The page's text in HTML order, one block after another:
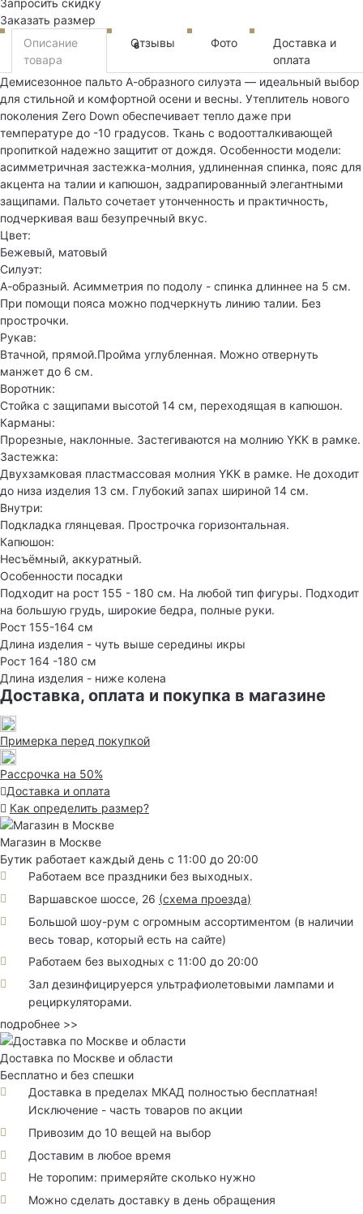
Заказать размер
Описание
товара
Отзывы
6 Фото
Доставка и
оплата
Демисезонное пальто А-образного силуэта — идеальный выбор
для стильной и комфортной осени и весны. Утеплитель нового
поколения Zero Down обеспечивает тепло даже при
температуре до -10 градусов. Ткань с водоотталкивающей
пропиткой надежно защитит от дождя. Особенности модели:
асимметричная застежка-молния, удлиненная спинка, пояс для
акцента на талии и капюшон, задрапированный элегантными
защипами. Пальто сочетает утонченность и практичность,
подчеркивая ваш безупречный вкус.
Цвет:
Бежевый, матовый
Силуэт:
А-образный. Асимметрия по подолу - спинка длиннее на 5 см.
При помощи пояса можно подчеркнуть линию талии. Без
прострочки.
Рукав:
Втачной, прямой.Пройма углубленная. Можно отвернуть
манжет до 6 см.
Воротник:
Стойка с защипами высотой 14 см, переходящая в капюшон.
Карманы:
Прорезные, наклонные. Застегиваются на молнию YKK в рамке.
Застежка:
Двухзамковая пластмассовая молния YKK в рамке. Не доходит
до низа изделия 13 см. Глубокий запах шириной 14 см.
Внутри:
Подкладка глянцевая. Прострочка горизонтальная.
Капюшон:
Несъёмный, аккуратный.
Особенности посадки
Подходит на рост 155 - 180 см. На любой тип фигуры. Подходит
на большую грудь, широкие бедра, полные руки.
Рост 155-164 см
Длина изделия - чуть выше середины икры
Рост 164 -180 см
Длина изделия - ниже колена
Доставка, оплата и покупка в магазине
Примерка перед покупкой
Рассрочка на 50%
Доставка и оплата
Как определить размер?
Магазин в Москве
Бутик работает каждый день с 11:00 до 20:00
Работаем все праздники без выходных.
Варшавское шоссе, 26 (схема проезда)
Большой шоу-рум с огромным ассортиментом (в наличии
весь товар, который есть на сайте)
Работаем без выходных с 11:00 до 20:00
Зал дезинфицируерся ультрафиолетовыми лампами и
рециркуляторами.
подробнее >>
Доставка по Москве и области
Бесплатно и без спешки
Доставка в пределах МКАД полностью бесплатная!
Исключение - часть товаров по акции
Привозим до 10 вещей на выбор
Доставим в любое время
Не торопим: примеряйте сколько нужно
Можно сделать доставку в день обращения